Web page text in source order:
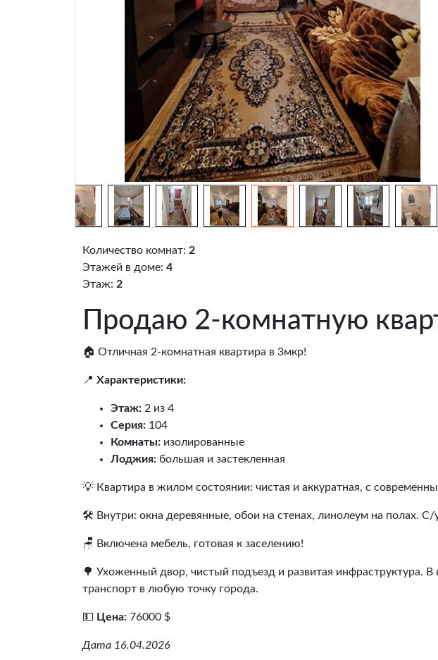
Количество комнат: 2
Этажей в доме: 4
Этаж: 2
Продаю 2-комнатную
🏠 Отличная 2-комнатная квартира в 3мкр!
📍 Характеристики:
Этаж: 2 из 4
Серия: 104
Комнаты: изолированные
Лоджия: большая и застекленная
💡 Квартира в жилом состоянии: чистая и аккуратная, с
🛠️ Внутри: окна деревянные, обои на стенах, линолеум на полах. С/
🪑 Включена мебель, готовая к заселению!
🌳 Ухоженный двор, чистый подъезд и развитая инфраструктура.
транспорт в любую точку города.
💵 Цена: 76000 $
Дата 16.04.2026